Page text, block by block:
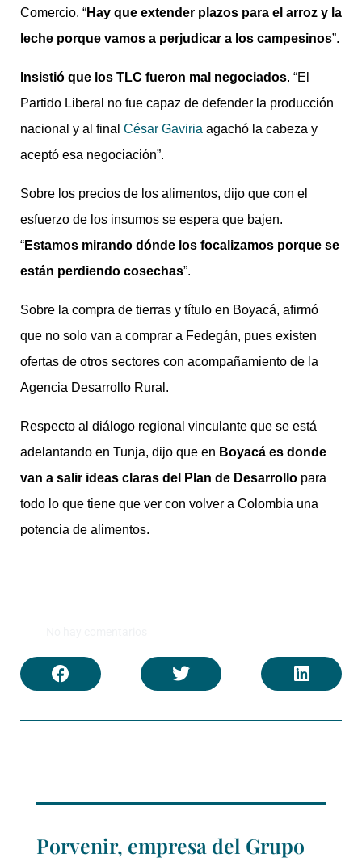
Comercio. “Hay que extender plazos para el arroz y la
leche porque vamos a perjudicar a los campesinos”.
Insistió que los TLC fueron mal negociados. “El
Partido Liberal no fue capaz de defender la producción
nacional y al final César Gaviria agachó la cabeza y
aceptó esa negociación”.
Sobre los precios de los alimentos, dijo que con el
esfuerzo de los insumos se espera que bajen.
“Estamos mirando dónde los focalizamos porque se
están perdiendo cosechas”.
Sobre la compra de tierras y título en Boyacá, afirmó
que no solo van a comprar a Fedegán, pues existen
ofertas de otros sectores con acompañamiento de la
Agencia Desarrollo Rural.
Respecto al diálogo regional vinculante que se está
adelantando en Tunja, dijo que en Boyacá es donde
van a salir ideas claras del Plan de Desarrollo para
todo lo que tiene que ver con volver a Colombia una
potencia de alimentos.
Porvenir, empresa del Grupo